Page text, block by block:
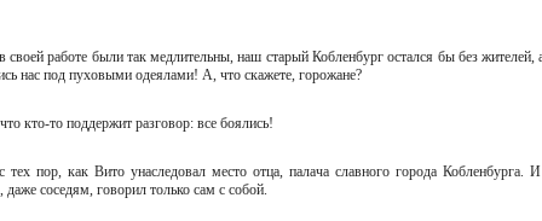
работе были так медлительны, наш старый Кобленбург остался бы без жителей,
нас под пуховыми одеялами! А, что скажете, горожане?
кто-то поддержит разговор: все боялись!
тех пор, как Вито унаследовал место отца, палача славного города Кобленбурга.
соседям, говорил только сам с собой.